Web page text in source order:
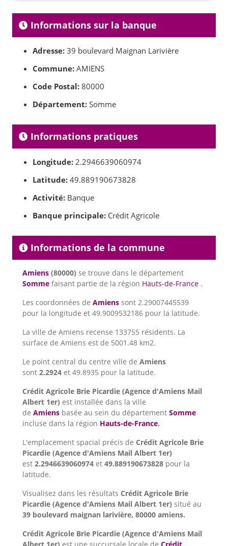
Informations sur la banque
Adresse: 39 boulevard Maignan Larivière
Commune: AMIENS
Code Postal: 80000
Département: Somme
Informations pratiques
Longitude: 2.2946639060974
Latitude: 49.889190673828
Activité: Banque
Banque principale: Crédit Agricole
Informations de la commune
Amiens (80000) se trouve dans le département
Somme faisant partie de la région Hauts-de-France .
Les coordonnées de Amiens sont 2.29007445539
pour la longitude et 49.9009532186 pour la latitude.
La ville de Amiens recense 133755 résidents. La
surface de Amiens est de 5001.48 km2.
Le point central du centre ville de Amiens
sont 2.2924 et 49.8935 pour la latitude.
Crédit Agricole Brie Picardie (Agence d'Amiens Mail
Albert 1er) est installée dans la ville
de Amiens basée au sein du département Somme
incluse dans la région Hauts-de-France.
L'emplacement spacial précis de Crédit Agricole Brie
Picardie (Agence d'Amiens Mail Albert 1er)
est 2.2946639060974 et 49.889190673828 pour la
latitude.
Visualisez dans les résultats Crédit Agricole Brie
Picardie (Agence d'Amiens Mail Albert 1er) situé au
39 boulevard maignan larivière, 80000 amiens.
Crédit Agricole Brie Picardie (Agence d'Amiens Mail